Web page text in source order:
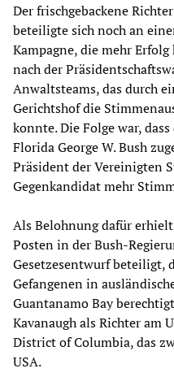
Der frischgebackene
beteiligte sich noch an
Kampagne, die mehr
nach der
Anwaltsteams, das durch
Gerichtshof die
konnte. Die Folge war,
Florida George W. Bush
Präsident der Vereinigten
Gegenkandidat mehr
Als Belohnung dafür
Posten in der Bush-
Gesetzesentwurf beteiligt,
Gefangenen in
Guantanamo Bay
Kavanaugh als Richter am
District of Columbia, das
USA.